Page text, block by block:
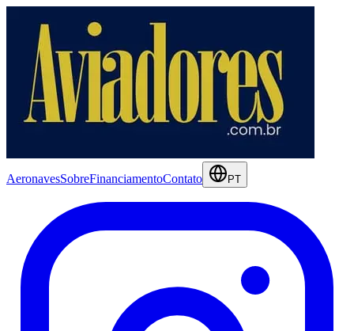
AeronavesSobreFinanciamentoContato PT